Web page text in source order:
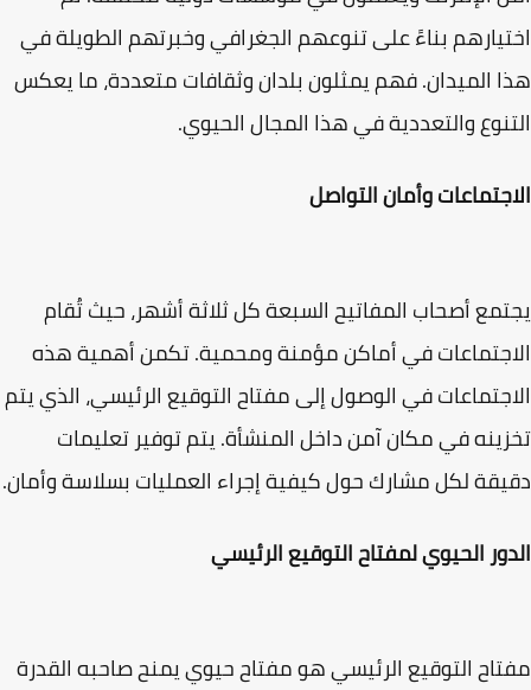
بناءً على تنوعهم الجغرافي وخبرتهم الطويلة في
الميدان. فهم يمثلون بلدان وثقافات متعددة، ما يعكس
والتعددية في هذا المجال الحيوي.
وأمان التواصل
أصحاب المفاتيح السبعة كل ثلاثة أشهر، حيث تُقام
في أماكن مؤمنة ومحمية. تكمن أهمية هذه
في الوصول إلى مفتاح التوقيع الرئيسي، الذي يتم
في مكان آمن داخل المنشأة. يتم توفير تعليمات
لكل مشارك حول كيفية إجراء العمليات بسلاسة وأمان.
الحيوي لمفتاح التوقيع الرئيسي
التوقيع الرئيسي هو مفتاح حيوي يمنح صاحبه القدرة